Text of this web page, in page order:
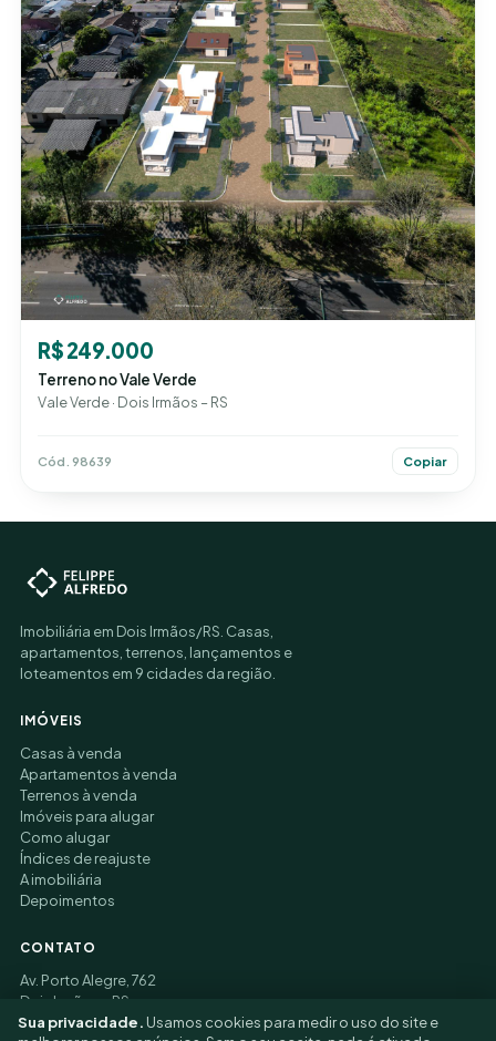
R$ 249.000
Terreno no Vale Verde
Vale Verde · Dois Irmãos – RS
Cód. 98639 Copiar
Imobiliária em Dois Irmãos/RS. Casas,
apartamentos, terrenos, lançamentos e
loteamentos em 9 cidades da região.
IMÓVEIS
Casas à venda
Apartamentos à venda
Terrenos à venda
Imóveis para alugar
Como alugar
Índices de reajuste
A imobiliária
Depoimentos
CONTATO
Av. Porto Alegre, 762
Dois Irmãos – RS
(51) 3177-9006
Sua privacidade. Usamos cookies para medir o uso do site e